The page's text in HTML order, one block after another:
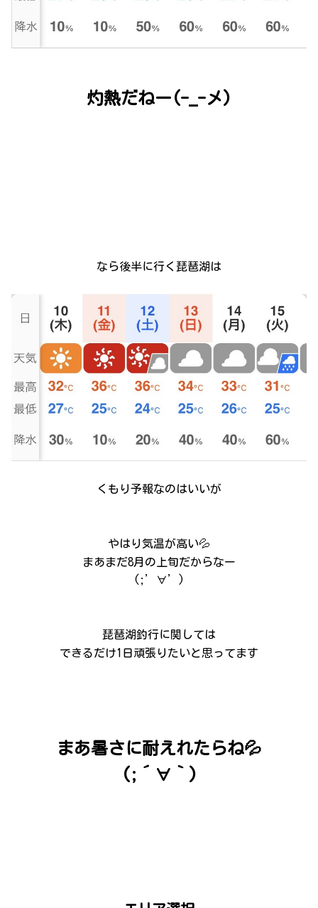
灼熱だねー(-_-メ)
なら後半に行く琵琶湖は
くもり予報なのはいいが
やはり気温が高い💦
まあまだ8月の上旬だからなー
(;’∀’)
琵琶湖釣行に関しては
できるだけ1日頑張りたいと思ってます
まあ暑さに耐えれたらね💦
(;´∀｀)